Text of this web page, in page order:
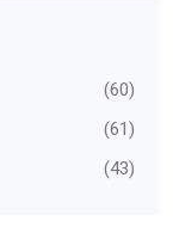
(60)
(61)
(43)